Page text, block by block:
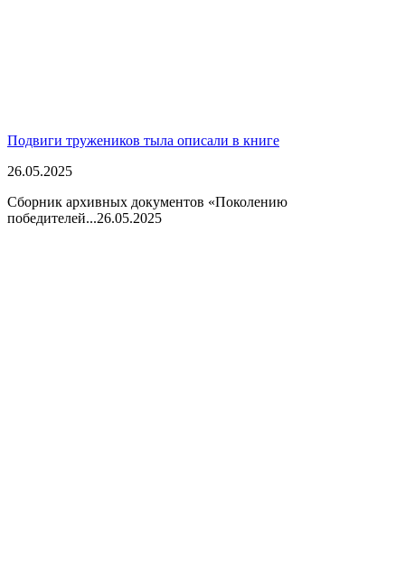
Подвиги тружеников тыла описали в книге
26.05.2025
Сборник архивных документов «Поколению
победителей...26.05.2025